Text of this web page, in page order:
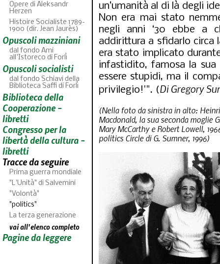
Opere di Aleksandr
Herzen
Histoire Socialiste 1789-
1900 (dir. Jean Jaurès)
Opuscoli mazziniani
dal fondo Ami
all'Istoreco di Forlì
Opuscoli socialisti
dal fondo Schiavi della
Biblioteca Saffi di Forlì
Biblioteca della
Cooperazione -
libretti
Congresso per la
libertà della cultura -
libretti
Tracce da seguire
Prima guerra mondiale
"L'Unità" di Salvemini
"Volontà"
"politics"
La terza generazione
vai all'elenco completo
Pagine da leggere
un’umanità al di là degli
Non era mai stato
negli anni ‘30 ebbe a
addirittura a sfidarlo circa
era stato implicato
infastidito, famosa la
essere stupidi, ma il
privilegio!'". (Di Gregory
(Nella foto da sinistra in alto:
Macdonald, la sua seconda moglie
Mary McCarthy e Robert Lowell,
politics Circle di G. Sumner, 1996)